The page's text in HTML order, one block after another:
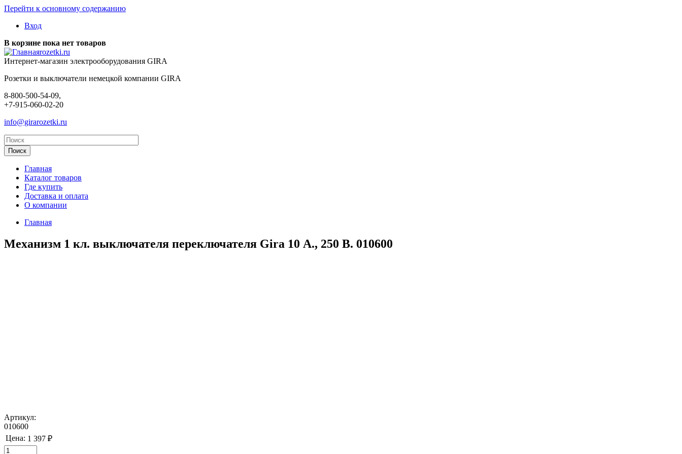
Перейти к основному содержанию
Вход
В корзине пока нет товаров
rozetki.ru
Интернет-магазин электрооборудования GIRA
Розетки и выключатели немецкой компании GIRA
8-800-500-54-09,
+7-915-060-02-20
info@girarozetki.ru
Главная
Каталог товаров
Где купить
Доставка и оплата
О компании
Главная
Механизм 1 кл. выключателя переключателя Gira 10 А., 250 В. 010600
Артикул:
010600
Цена: 1 397 ₽